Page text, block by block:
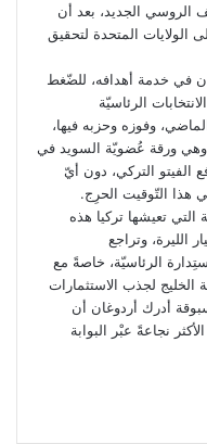
الروسي الجديد، بعد أن
المتحدة لتحقيق
في خدمة أهدافه، للضّغط
الرئاسيّة
في 14 مايو / أيار الماضي، وفوزه وحزبه فيها،
وهي ورقة عُضويّة السويد في
الفيتو التركي، دون أيّ
هذا التّوقيت الحرِج.
التي تعيشها تركيا هذه
الليرة، وتراجع
الرئاسيّة، خاصةً مع
لجذب الاستثمارات
أدرك أردوغان أن
نجاعةً عبْر البوابة